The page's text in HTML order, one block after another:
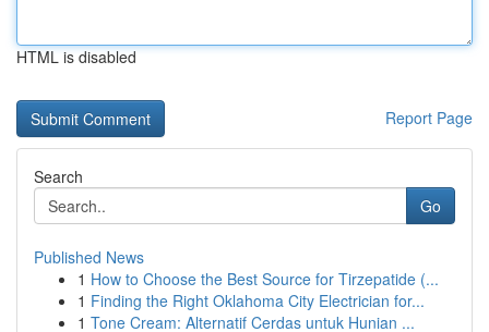
HTML is disabled
Report Page
Search
Go
Published News
1 How to Choose the Best Source for Tirzepatide (...
1 Finding the Right Oklahoma City Electrician for...
1 Tone Cream: Alternatif Cerdas untuk Hunian ...